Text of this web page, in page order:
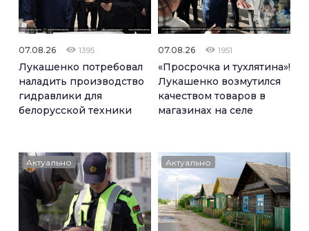
07.08.26 1395
Лукашенко потребовал
наладить производство
гидравлики для
белорусской техники
07.08.26 1951
«Просрочка и тухлятина»!
Лукашенко возмутился
качеством товаров в
магазинах на селе
Актуально Актуально